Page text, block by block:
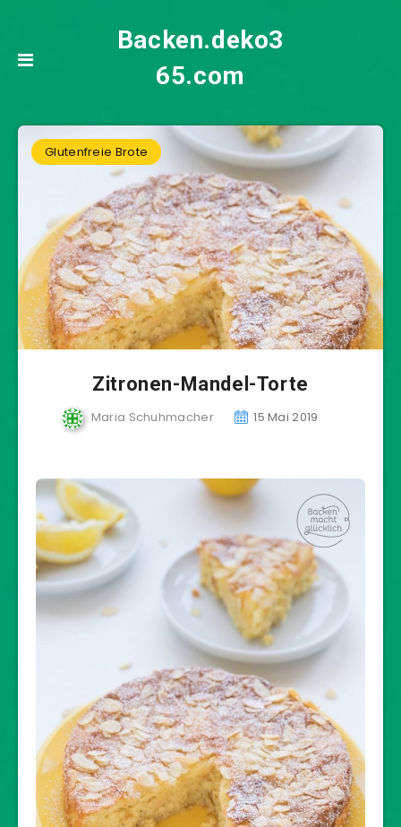
Backen.deko3
65.com
Glutenfreie Brote
Zitronen-Mandel-Torte
Maria Schuhmacher 15 Mai 2019